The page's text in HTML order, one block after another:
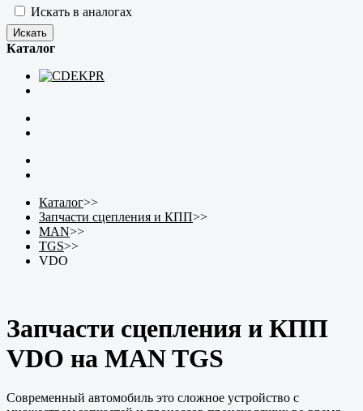
Искать в аналогах
Каталог
Каталог>>
Запчасти сцепления и КПП>>
MAN>>
TGS>>
VDO
Запчасти сцепления и КПП
VDO на MAN TGS
Современный автомобиль это сложное устройство с